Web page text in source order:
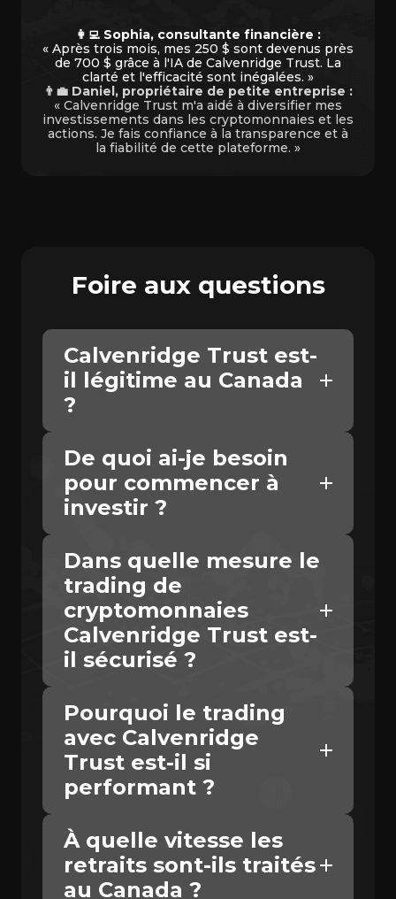
👩‍💻 Sophia, consultante financière :
« Après trois mois, mes 250 $ sont devenus près
de 700 $ grâce à l'IA de Calvenridge Trust. La
clarté et l'efficacité sont inégalées. »
👨‍💼 Daniel, propriétaire de petite entreprise :
« Calvenridge Trust m'a aidé à diversifier mes
investissements dans les cryptomonnaies et les
actions. Je fais confiance à la transparence et à
la fiabilité de cette plateforme. »
Foire aux questions
Calvenridge Trust est-
il légitime au Canada
?
De quoi ai-je besoin
pour commencer à
investir ?
Dans quelle mesure le
trading de
cryptomonnaies
Calvenridge Trust est-
il sécurisé ?
Pourquoi le trading
avec Calvenridge
Trust est-il si
performant ?
À quelle vitesse les
retraits sont-ils traités
au Canada ?